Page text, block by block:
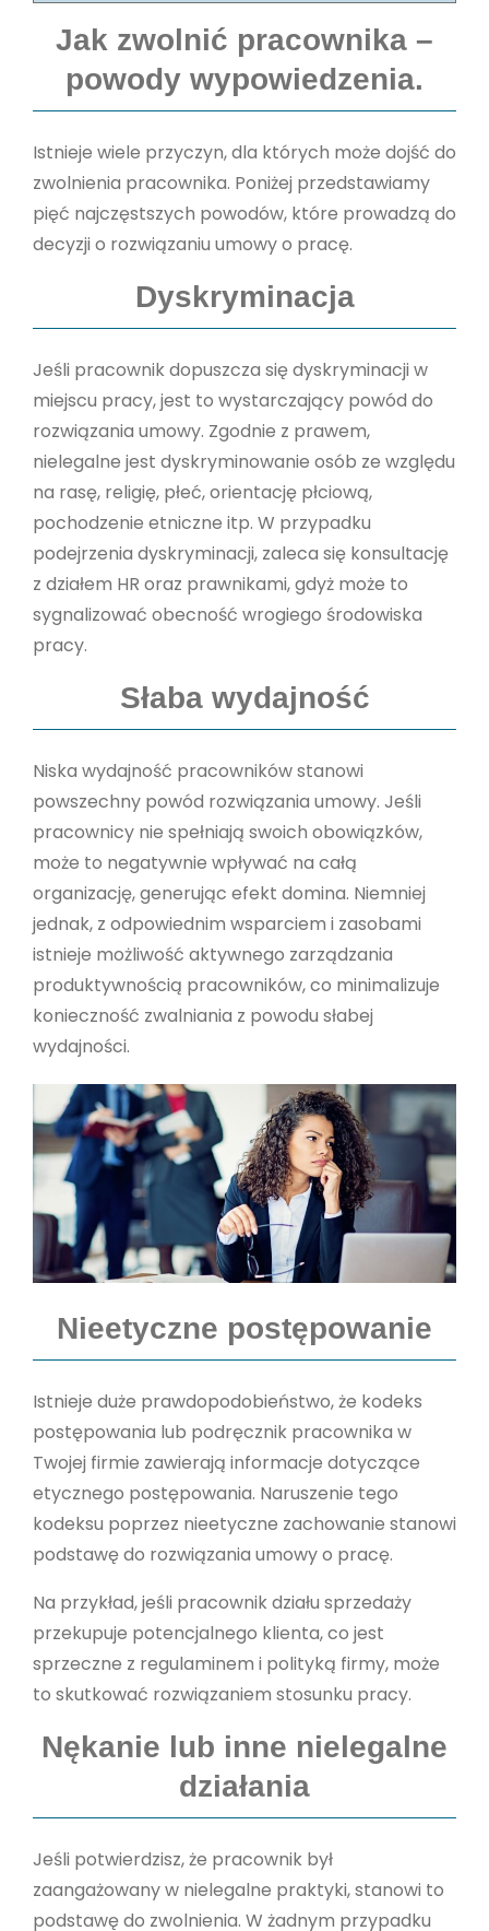
Jak zwolnić pracownika –
powody wypowiedzenia.
Istnieje wiele przyczyn, dla których może dojść do
zwolnienia pracownika. Poniżej przedstawiamy
pięć najczęstszych powodów, które prowadzą do
decyzji o rozwiązaniu umowy o pracę.
Dyskryminacja
Jeśli pracownik dopuszcza się dyskryminacji w
miejscu pracy, jest to wystarczający powód do
rozwiązania umowy. Zgodnie z prawem,
nielegalne jest dyskryminowanie osób ze względu
na rasę, religię, płeć, orientację płciową,
pochodzenie etniczne itp. W przypadku
podejrzenia dyskryminacji, zaleca się konsultację
z działem HR oraz prawnikami, gdyż może to
sygnalizować obecność wrogiego środowiska
pracy.
Słaba wydajność
Niska wydajność pracowników stanowi
powszechny powód rozwiązania umowy. Jeśli
pracownicy nie spełniają swoich obowiązków,
może to negatywnie wpływać na całą
organizację, generując efekt domina. Niemniej
jednak, z odpowiednim wsparciem i zasobami
istnieje możliwość aktywnego zarządzania
produktywnością pracowników, co minimalizuje
konieczność zwalniania z powodu słabej
wydajności.
Nieetyczne postępowanie
Istnieje duże prawdopodobieństwo, że kodeks
postępowania lub podręcznik pracownika w
Twojej firmie zawierają informacje dotyczące
etycznego postępowania. Naruszenie tego
kodeksu poprzez nieetyczne zachowanie stanowi
podstawę do rozwiązania umowy o pracę.
Na przykład, jeśli pracownik działu sprzedaży
przekupuje potencjalnego klienta, co jest
sprzeczne z regulaminem i polityką firmy, może
to skutkować rozwiązaniem stosunku pracy.
Nękanie lub inne nielegalne
działania
Jeśli potwierdzisz, że pracownik był
zaangażowany w nielegalne praktyki, stanowi to
podstawę do zwolnienia. W żadnym przypadku